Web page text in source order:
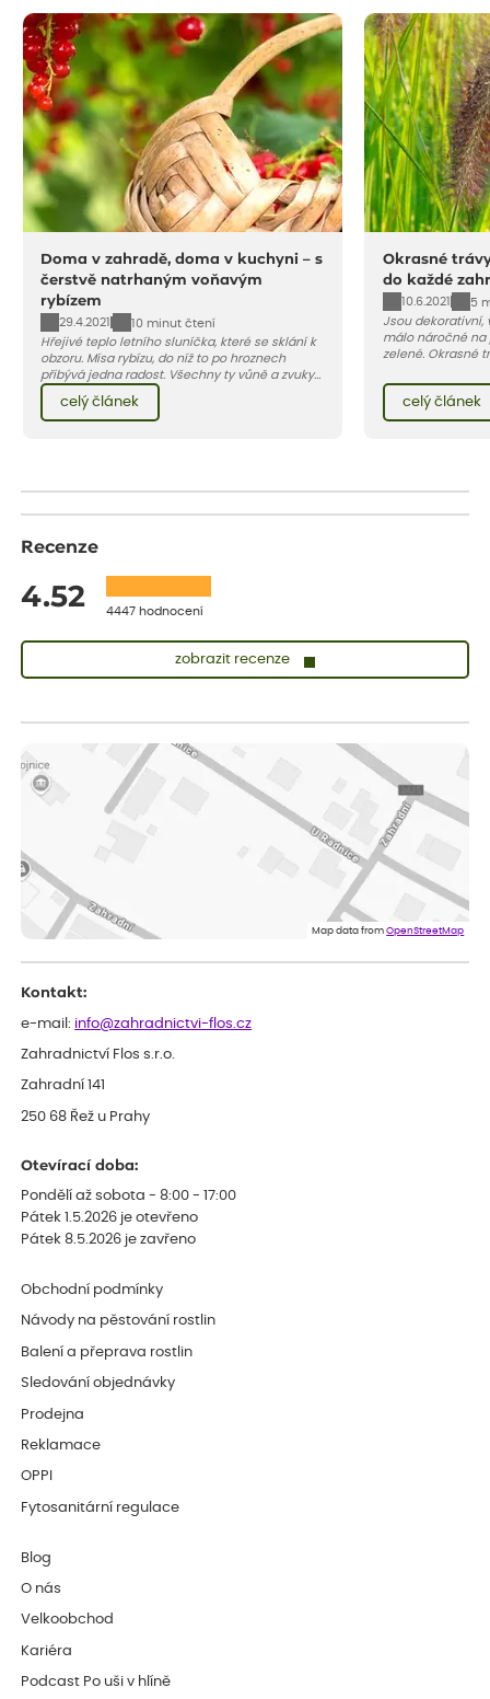
Doma v zahradě, doma v kuchyni – s
čerstvě natrhaným voňavým
rybízem
29.4.2021
10 minut čtení
Hřejivé teplo letního sluníčka, které se sklání k
obzoru. Mísa rybízu, do níž to po hroznech
přibývá jedna radost. Všechny ty vůně a zvuky
vnese neuvěřitelný klid a radost. A taky trochu
bezstarostnosti dětství při mlsání babiččina
celý článek
Okrasné
do každé
10.6.2021
5
Jsou dekorativní,
málo náročné na
zelené. Okrasné
jedna z
celý článek
Recenze
4.52 4447 hodnocení
zobrazit recenze
vše v naprostém pořádku
ověřený nákup dnes
Jana
Flos je nejlepší &#129321;
Map data fromOpenStreetMap
Kontakt:
e-mail: info@zahradnictvi-flos.cz
Zahradnictví Flos s.r.o.
Zahradní 141
250 68 Řež u Prahy
Otevírací doba:
Pondělí až sobota - 8:00 - 17:00
Pátek 1.5.2026 je otevřeno
Pátek 8.5.2026 je zavřeno
Obchodní podmínky
Návody na pěstování rostlin
Balení a přeprava rostlin
Sledování objednávky
Prodejna
Reklamace
OPPI
Fytosanitární regulace
Blog
O nás
Velkoobchod
Kariéra
Podcast Po uši v hlíně